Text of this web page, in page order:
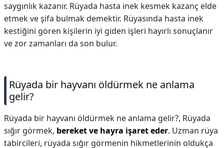
saygınlık kazanır. Rüyada hasta inek kesmek kazanç elde
etmek ve şifa bulmak demektir. Rüyasında hasta inek
kestiğini gören kişilerin iyi giden işleri hayırlı sonuçlanır
ve zor zamanları da son bulur.
Rüyada bir hayvanı öldürmek ne anlama
gelir?
Rüyada bir hayvanı öldürmek ne anlama gelir?, Rüyada
sığır görmek, bereket ve hayra işaret eder. Uzman rüya
tabircileri, rüyada sığır görmenin hikmetlerinin oldukça